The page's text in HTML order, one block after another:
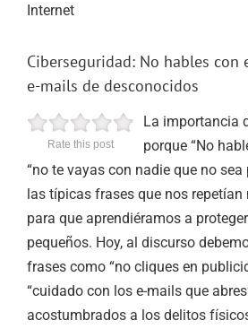
Larger
Ciberseguridad: No hables con
e-mails de desconocidos
Rate this post
La importancia
porque “No
“no te vayas con nadie que no sea
las típicas frases que nos repetían
para que aprendiéramos a
pequeños. Hoy, al discurso
frases como “no cliques en
“cuidado con los e-mails que
acostumbrados a los delitos